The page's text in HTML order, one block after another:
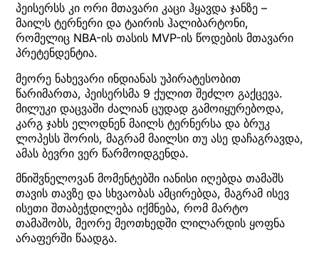
პეისერსს კი ორი მთავარი კაცი ჰყავდა ჯანზე –
მაილს ტერნერი და ტაირის ჰალიბარტონი,
რომელიც NBA-ის თასის MVP-ის წოდების მთავარი
პრეტენდენტია.
მეორე ნახევარი ინდიანას უპირატესობით
წარიმართა, პეისერსმა 9 ქულით შეძლო გაქცევა.
მილუკი დაცვაში ძალიან ცუდად გამოიყურებოდა,
კარგ ჯახს ელოდნენ მაილს ტერნერსა და ბრუკ
ლოპესს შორის, მაგრამ მაილსი თუ ასე დაჩაგრავდა,
ამას ბევრი ვერ წარმოიდგენდა.
მნიშვნელოვან მომენტებში იანისი იღებდა თამაშს
თავის თავზე და სხვაობას ამცირებდა, მაგრამ ისევ
ისეთი შთაბეჭდილება იქმნება, რომ მარტო
თამაშობს, მეორე მეოთხედში ლილარდის ყოფნა
არაფერში წაადგა.